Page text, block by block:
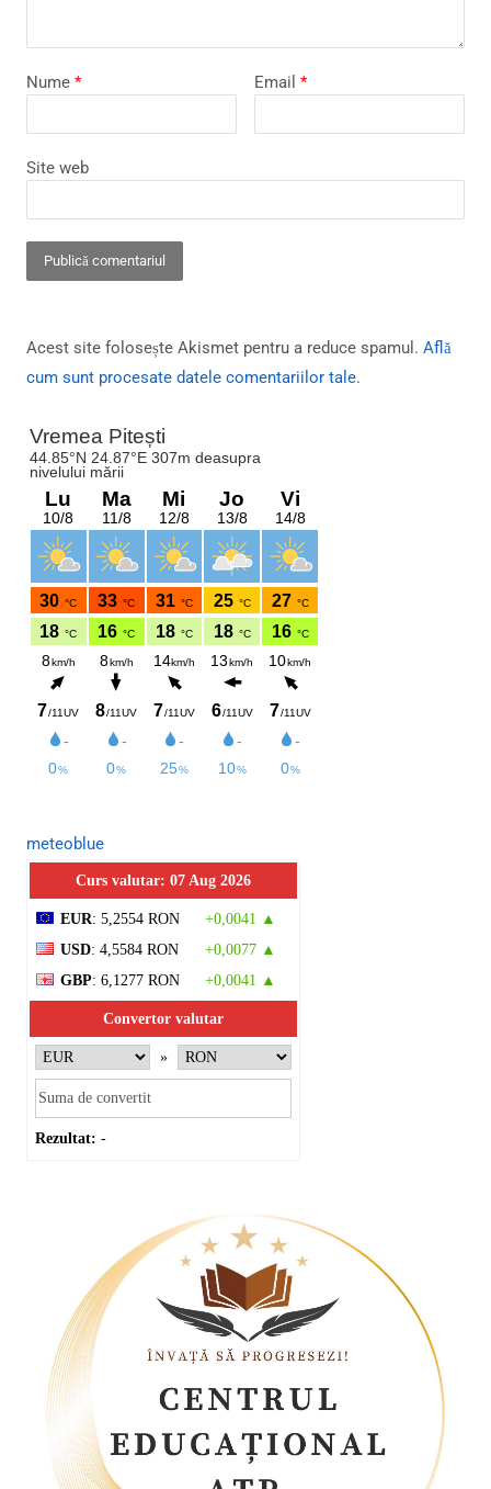
Nume * Email *
Site web
Acest site folosește Akismet pentru a reduce spamul. Află
cum sunt procesate datele comentariilor tale.
meteoblue
Curs valutar: 07 Aug 2026
EUR: 5,2554 RON
+0,0041 ▲
USD: 4,5584 RON
+0,0077 ▲
GBP: 6,1277 RON +0,0041 ▲
Convertor valutar
»
Rezultat: -